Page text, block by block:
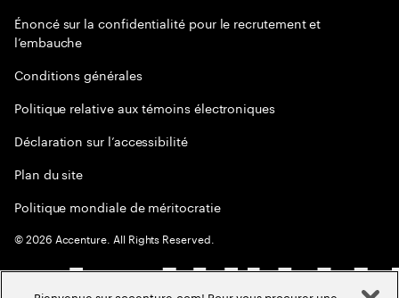
Énoncé sur la confidentialité pour le recrutement et
l’embauche
Conditions générales
Politique relative aux témoins électroniques
Déclaration sur l’accessibilité
Plan du site
Politique mondiale de méritocratie
©2026 Accenture. All Rights Reserved.